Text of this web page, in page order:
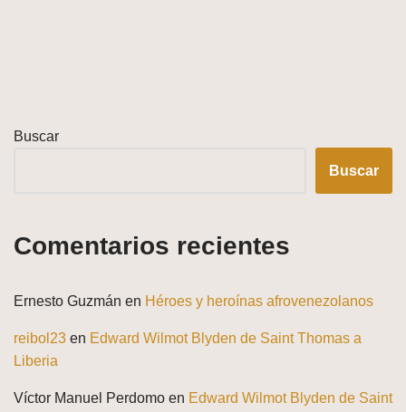
Buscar
Buscar
Comentarios recientes
Ernesto Guzmán en Héroes y heroínas afrovenezolanos
reibol23 en Edward Wilmot Blyden de Saint Thomas a
Liberia
Víctor Manuel Perdomo en Edward Wilmot Blyden de Saint